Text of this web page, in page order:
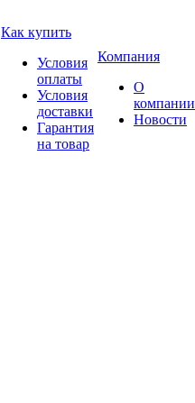
Как купить
Условия
оплаты
Условия
доставки
Гарантия
на товар
Компания
О
компании
Новости